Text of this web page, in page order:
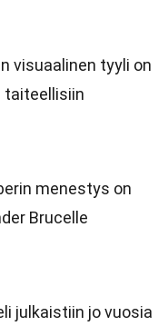
visuaalinen tyyli on
taiteellisiin
menestys on
Brucelle
julkaistiin jo vuosia